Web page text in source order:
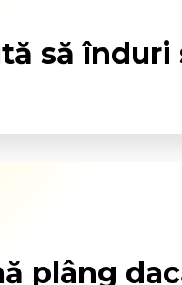
să înduri
plâng